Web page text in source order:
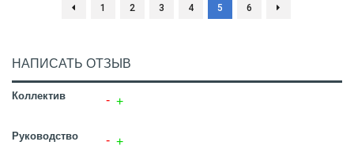
1 2 3 4 5 6
НАПИСАТЬ ОТЗЫВ
Коллектив
Руководство